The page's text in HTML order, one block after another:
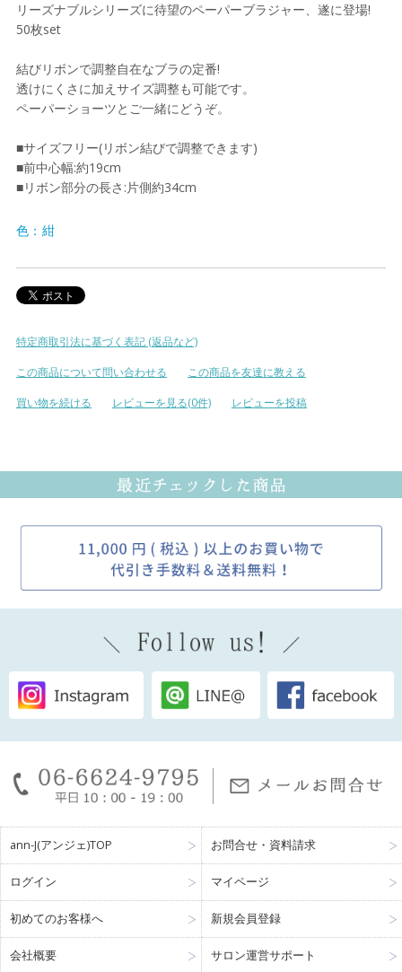
リーズナブルシリーズに待望のペーパーブラジャー、遂に登場!
50枚set
結びリボンで調整自在なブラの定番!
透けにくさに加えサイズ調整も可能です。
ペーパーショーツとご一緒にどうぞ。
■サイズフリー(リボン結びで調整できます)
■前中心幅:約19cm
■リボン部分の長さ:片側約34cm
色：紺
特定商取引法に基づく表記 (返品など)
この商品について問い合わせる
この商品を友達に教える
買い物を続ける
レビューを見る(0件) レビューを投稿
ann-J(アンジェ)TOP お問合せ・資料請求
ログイン マイページ
初めてのお客様へ 新規会員登録
会社概要 サロン運営サポート